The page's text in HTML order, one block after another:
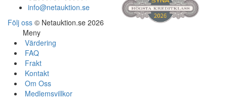
info@netauktion.se
Följ oss © Netauktion.se 2026
Meny
Värdering
FAQ
Frakt
Kontakt
Om Oss
Medlemsvillkor